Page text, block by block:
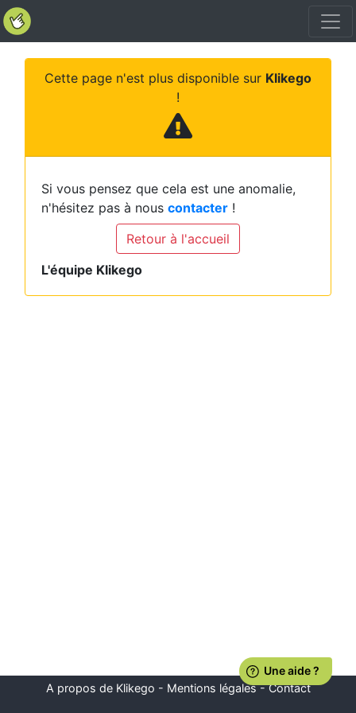
Cette page n'est plus disponible sur Klikego
!
Si vous pensez que cela est une anomalie,
n'hésitez pas à nous contacter !
Retour à l'accueil
L'équipe Klikego
A propos de Klikego - Mentions légales-Contact